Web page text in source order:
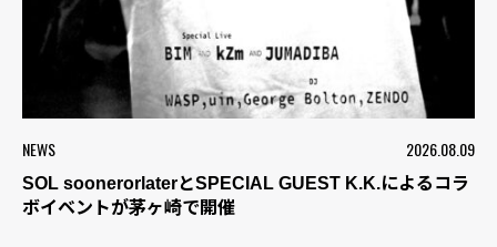
NEWS 2026.08.09
SOL soonerorlaterとSPECIAL GUEST K.K.によるコラ
ボイベントが茅ヶ崎で開催